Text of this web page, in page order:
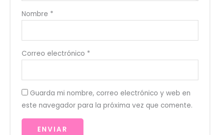
Nombre *
Correo electrónico *
Guarda mi nombre, correo electrónico y web en
este navegador para la próxima vez que comente.